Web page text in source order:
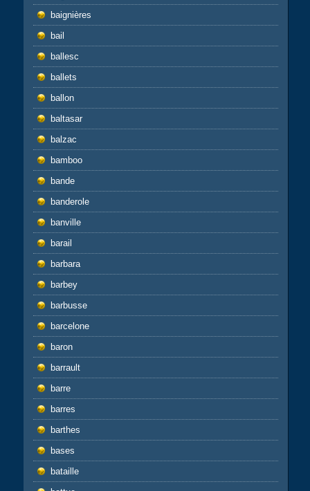
baignières
bail
ballesc
ballets
ballon
baltasar
balzac
bamboo
bande
banderole
banville
barail
barbara
barbey
barbusse
barcelone
baron
barrault
barre
barres
barthes
bases
bataille